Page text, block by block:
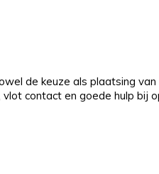
de keuze als plaatsing
vlot contact en goede hulp bij